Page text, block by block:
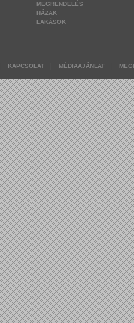
MEGRENDELÉS
HÁZAK
LAKÁSOK
KAPCSOLAT MÉDIAAJÁNLAT